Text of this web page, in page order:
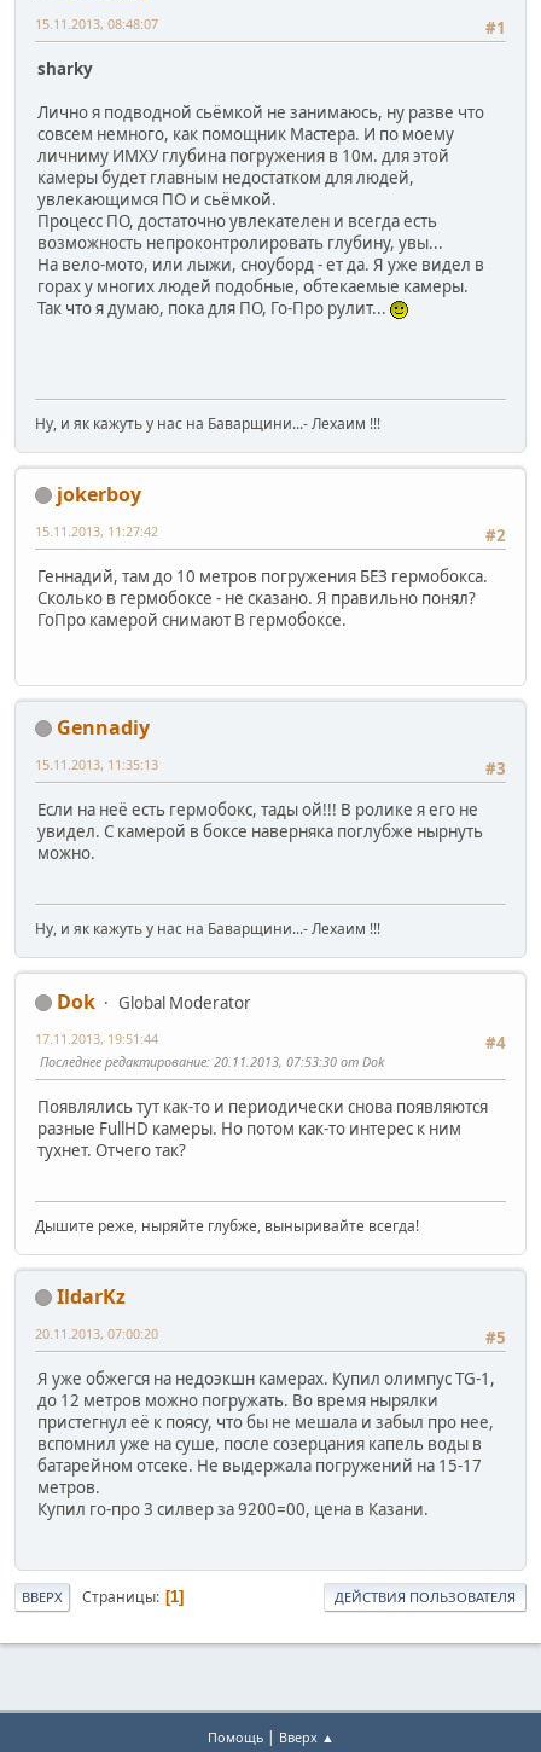
#1
15.11.2013, 08:48:07
sharky
Лично я подводной сьёмкой не занимаюсь, ну разве что
совсем немного, как помощник Мастера. И по моему
личниму ИМХУ глубина погружения в 10м. для этой
камеры будет главным недостатком для людей,
увлекающимся ПО и сьёмкой.
Процесс ПО, достаточно увлекателен и всегда есть
возможность непроконтролировать глубину, увы...
На вело-мото, или лыжи, сноуборд - ет да. Я уже видел в
горах у многих людей подобные, обтекаемые камеры.
Так что я думаю, пока для ПО, Го-Про рулит...
Ну, и як кажуть у нас на Баварщини...- Лехаим !!!
jokerboy
#2
15.11.2013, 11:27:42
Геннадий, там до 10 метров погружения БЕЗ гермобокса.
Сколько в гермобоксе - не сказано. Я правильно понял?
ГоПро камерой снимают В гермобоксе.
Gennadiy
#3
15.11.2013, 11:35:13
Если на неё есть гермобокс, тады ой!!! В ролике я его не
увидел. С камерой в боксе наверняка поглубже нырнуть
можно.
Ну, и як кажуть у нас на Баварщини...- Лехаим !!!
Dok
Global Moderator
#4
17.11.2013, 19:51:44
Последнее редактирование: 20.11.2013, 07:53:30 от Dok
Появлялись тут как-то и периодически снова появляются
разные FullHD камеры. Но потом как-то интерес к ним
тухнет. Отчего так?
Дышите реже, ныряйте глубже, выныривайте всегда!
IldarKz
#5
20.11.2013, 07:00:20
Я уже обжегся на недоэкшн камерах. Купил олимпус TG-1,
до 12 метров можно погружать. Во время нырялки
пристегнул её к поясу, что бы не мешала и забыл про нее,
вспомнил уже на суше, после созерцания капель воды в
батарейном отсеке. Не выдержала погружений на 15-17
метров.
Купил го-про 3 силвер за 9200=00, цена в Казани.
ВВЕРХ Страницы 1 ДЕЙСТВИЯ ПОЛЬЗОВАТЕЛЯ
Помощь| Вверх ▲